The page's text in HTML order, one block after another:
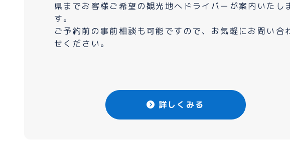
県までお客様ご希望の観光地へドライバーが案内いたし
す。
ご予約前の事前相談も可能ですので、お気軽にお問い合
せください。
詳しくみる